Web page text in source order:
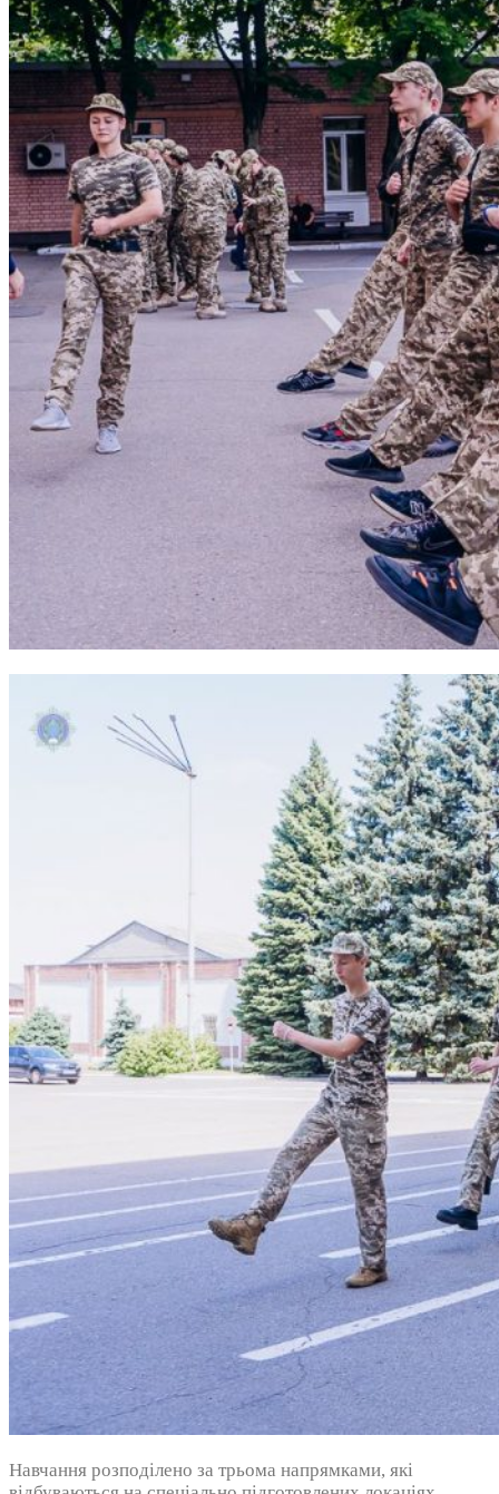
Навчання розподілено за трьома напрямками, які